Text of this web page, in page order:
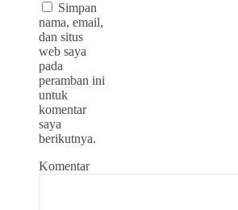
Simpan
nama, email,
dan situs
web saya
pada
peramban ini
untuk
komentar
saya
berikutnya.
Komentar